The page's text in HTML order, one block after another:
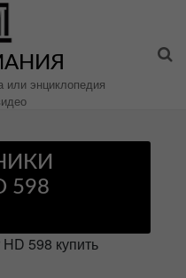
или энциклопедия
598
598 купить